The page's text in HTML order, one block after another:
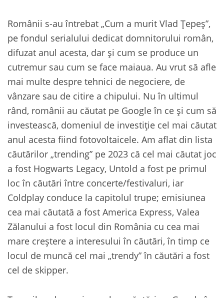
Românii s-au întrebat „Cum a murit Vlad Țepeș”,
pe fondul serialului dedicat domnitorului român,
difuzat anul acesta, dar și cum se produce un
cutremur sau cum se face maiaua. Au vrut să afle
mai multe despre tehnici de negociere, de
vânzare sau de citire a chipului. Nu în ultimul
rând, românii au căutat pe Google în ce și cum să
investească, domeniul de investiție cel mai căutat
anul acesta fiind fotovoltaicele. Am aflat din lista
căutărilor „trending” pe 2023 că cel mai căutat joc
a fost Hogwarts Legacy, Untold a fost pe primul
loc în căutări între concerte/festivaluri, iar
Coldplay conduce la capitolul trupe; emisiunea
cea mai căutată a fost America Express, Valea
Zălanului a fost locul din România cu cea mai
mare creștere a interesului în căutări, în timp ce
locul de muncă cel mai „trendy” în căutări a fost
cel de skipper.